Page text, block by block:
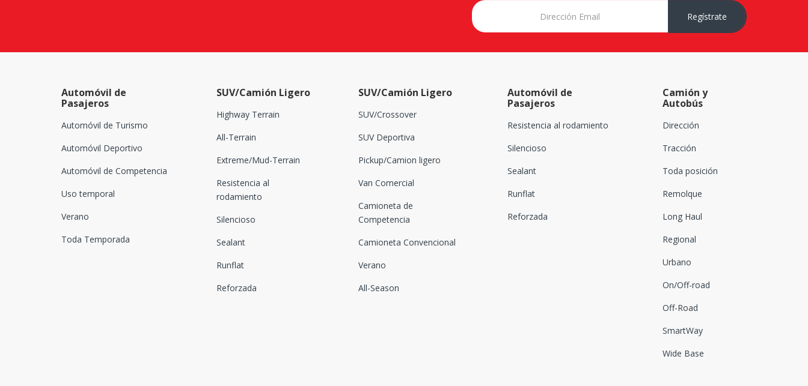
Regístrate
Automóvil de
Pasajeros
Automóvil de Turismo
Automóvil Deportivo
Automóvil de Competencia
Uso temporal
Verano
Toda Temporada
SUV/Camión Ligero
Highway Terrain
All-Terrain
Extreme/Mud-Terrain
Resistencia al
rodamiento
Silencioso
Sealant
Runflat
Reforzada
SUV/Camión Ligero
SUV/Crossover
SUV Deportiva
Pickup/Camion ligero
Van Comercial
Camioneta de
Competencia
Camioneta Convencional
Verano
All-Season
Automóvil de
Pasajeros
Resistencia al rodamiento
Silencioso
Sealant
Runflat
Reforzada
Camión y
Autobús
Dirección
Tracción
Toda posición
Remolque
Long Haul
Regional
Urbano
On/Off-road
Off-Road
SmartWay
Wide Base